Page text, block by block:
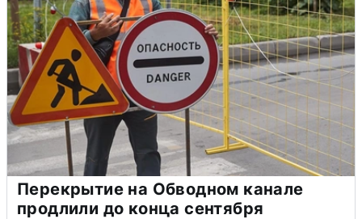
Перекрытие на Обводном канале
продлили до конца сентября